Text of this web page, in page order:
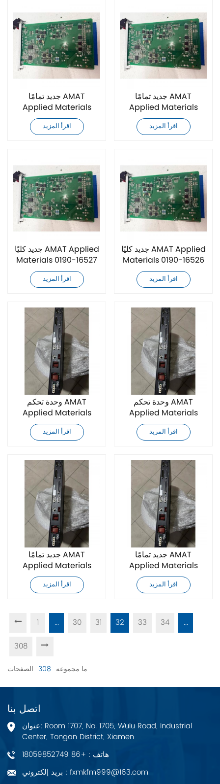
جديد تمامًا AMAT
Applied Materials
0190-16632 وحدة تحكم
اقرأ المزيد
جديد تمامًا AMAT
Applied Materials
0190-16528 وحدة تحكم
اقرأ المزيد
جديد كليًا AMAT Applied
Materials 0190-16527
وحدة تحكم
اقرأ المزيد
جديد كليًا AMAT Applied
Materials 0190-16526
وحدة تحكم
اقرأ المزيد
وحدة تحكم AMAT
Applied Materials
0190-53579 جديدة تمامًا
اقرأ المزيد
وحدة تحكم AMAT
Applied Materials
0190-47303 جديدة تمامًا
اقرأ المزيد
جديد تمامًا AMAT
Applied Materials
0190-22545 وحدة تحكم
اقرأ المزيد
جديد تمامًا AMAT
Applied Materials
0190-22544 وحدة تحكم
اقرأ المزيد
1 ... 30 31 32 33 34
...
308
ما مجموعه 308 الصفحات
اتصل بنا
عنوان: Room 1707, No. 1705, Wulu Road, Industrial
Center, Tongan District, Xiamen
هاتف : +86 18059852749
بريد إلكتروني : fxmkfm999@163.com